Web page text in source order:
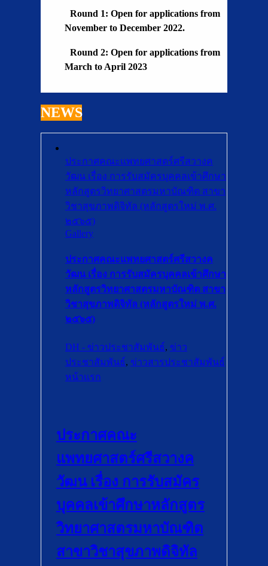
Round 1: Open for applications from
November to December 2022.
Round 2: Open for applications from
March to April 2023
NEWS
ประกาศคณะแพทยศาสตร์ศรีสวางค
วัฒน เรื่อง การรับสมัครบุคคลเข้าศึกษา
หลักสูตรวิทยาศาสตรมหาบัณฑิต สาขา
วิชาสุขภาพดิจิทัล (หลักสูตรใหม่ พ.ศ.
๒๕๖๕)
Gallery
ประกาศคณะแพทยศาสตร์ศรีสวางค
วัฒน เรื่อง การรับสมัครบุคคลเข้าศึกษา
หลักสูตรวิทยาศาสตรมหาบัณฑิต สาขา
วิชาสุขภาพดิจิทัล (หลักสูตรใหม่ พ.ศ.
๒๕๖๕)
DH - ข่าวประชาสัมพันธ์, ข่าว
ประชาสัมพันธ์, ข่าวสารประชาสัมพันธ์
หน้าแรก
ประกาศคณะ
แพทยศาสตร์ศรีสวางค
วัฒน เรื่อง การรับสมัคร
บุคคลเข้าศึกษาหลักสูตร
วิทยาศาสตรมหาบัณฑิต
สาขาวิชาสุขภาพดิจิทัล